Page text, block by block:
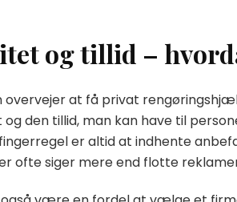
og tillid –
overvejer at få privat
den tillid, man kan have til
er altid at indhente
ofte siger mere end flotte